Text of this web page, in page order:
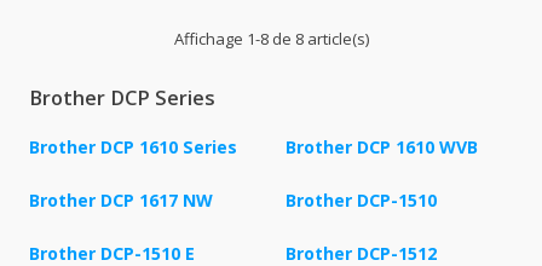
Affichage 1-8 de 8 article(s)
Brother DCP Series
Brother DCP 1610 Series Brother DCP 1610 WVB
Brother DCP 1617 NW Brother DCP-1510
Brother DCP-1510 E Brother DCP-1512